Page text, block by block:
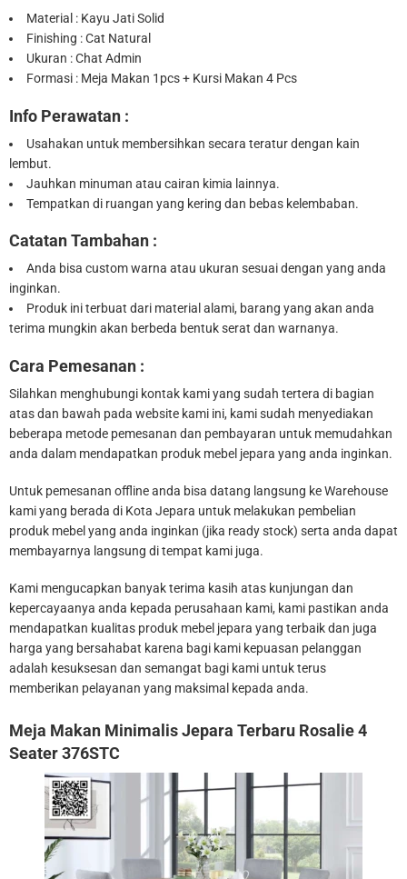
Material : Kayu Jati Solid
Finishing : Cat Natural
Ukuran : Chat Admin
Formasi : Meja Makan 1pcs + Kursi Makan 4 Pcs
Info Perawatan :
Usahakan untuk membersihkan secara teratur dengan kain
lembut.
Jauhkan minuman atau cairan kimia lainnya.
Tempatkan di ruangan yang kering dan bebas kelembaban.
Catatan Tambahan :
Anda bisa custom warna atau ukuran sesuai dengan yang anda
inginkan.
Produk ini terbuat dari material alami, barang yang akan anda
terima mungkin akan berbeda bentuk serat dan warnanya.
Cara Pemesanan :
Silahkan menghubungi kontak kami yang sudah tertera di bagian
atas dan bawah pada website kami ini, kami sudah menyediakan
beberapa metode pemesanan dan pembayaran untuk memudahkan
anda dalam mendapatkan produk mebel jepara yang anda inginkan.
Untuk pemesanan offline anda bisa datang langsung ke Warehouse
kami yang berada di Kota Jepara untuk melakukan pembelian
produk mebel yang anda inginkan (jika ready stock) serta anda dapat
membayarnya langsung di tempat kami juga.
Kami mengucapkan banyak terima kasih atas kunjungan dan
kepercayaanya anda kepada perusahaan kami, kami pastikan anda
mendapatkan kualitas produk mebel jepara yang terbaik dan juga
harga yang bersahabat karena bagi kami kepuasan pelanggan
adalah kesuksesan dan semangat bagi kami untuk terus
memberikan pelayanan yang maksimal kepada anda.
Meja Makan Minimalis Jepara Terbaru Rosalie 4
Seater 376STC